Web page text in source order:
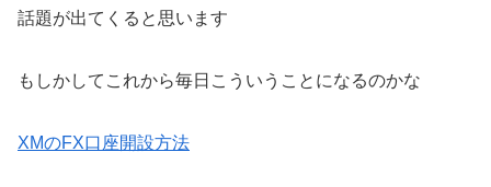
話題が出てくると思います
もしかしてこれから毎日こういうことになるのかな
XMのFX口座開設方法